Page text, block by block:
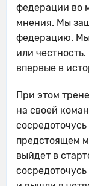
федерации во
мнения. Мы
федерацию. Мы
или
впервые в
При этом
на своей
предстоящем
выйдет в